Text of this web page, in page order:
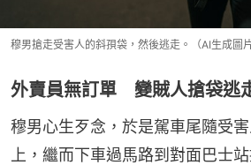
穆男搶走受害人的斜孭袋，然後逃走。（AI生成圖片
外賣員無訂單 變賊人搶袋逃
穆男心生歹念，於是駕車尾隨受
上，繼而下車過馬路到對面巴士